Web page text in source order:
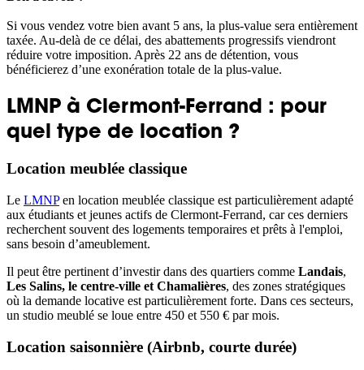
Si vous vendez votre bien avant 5 ans, la plus-value sera entièrement
taxée. Au-delà de ce délai, des abattements progressifs viendront
réduire votre imposition. Après 22 ans de détention, vous
bénéficierez d’une exonération totale de la plus-value.
LMNP à Clermont-Ferrand : pour
quel type de location ?
Location meublée classique
Le LMNPen location meublée classique est particulièrement adapté
aux étudiants et jeunes actifs de Clermont-Ferrand, car ces derniers
recherchent souvent des logements temporaires et prêts à l'emploi,
sans besoin d’ameublement.
Il peut être pertinent d’investir dans des quartiers comme Landais,
Les Salins, le centre-ville et Chamalières, des zones stratégiques
où la demande locative est particulièrement forte. Dans ces secteurs,
un studio meublé se loue entre 450 et 550 € par mois.
Location saisonnière (Airbnb, courte durée)